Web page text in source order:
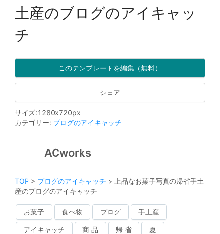
土産のブログのアイキャッ
チ
このテンプレートを編集（無料）
シェア
サイズ:1280x720px
カテゴリー: ブログのアイキャッチ
ACworks
TOP > ブログのアイキャッチ > 上品なお菓子写真の帰省手土
産のブログのアイキャッチ
お菓子 食べ物 ブログ 手土産
アイキャッチ 商 品 帰 省 夏